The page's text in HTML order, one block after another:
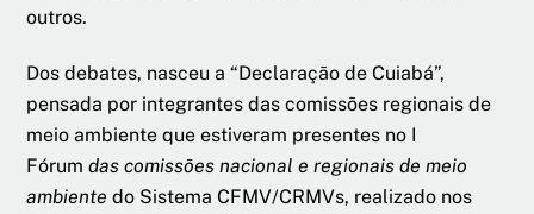
outros.
Dos debates, nasceu a “Declaração de Cuiabá”,
pensada por integrantes das comissões regionais de
meio ambiente que estiveram presentes no I
Fórumdas comissões nacional e regionais de meio
ambiente do Sistema CFMV/CRMVs, realizado nos